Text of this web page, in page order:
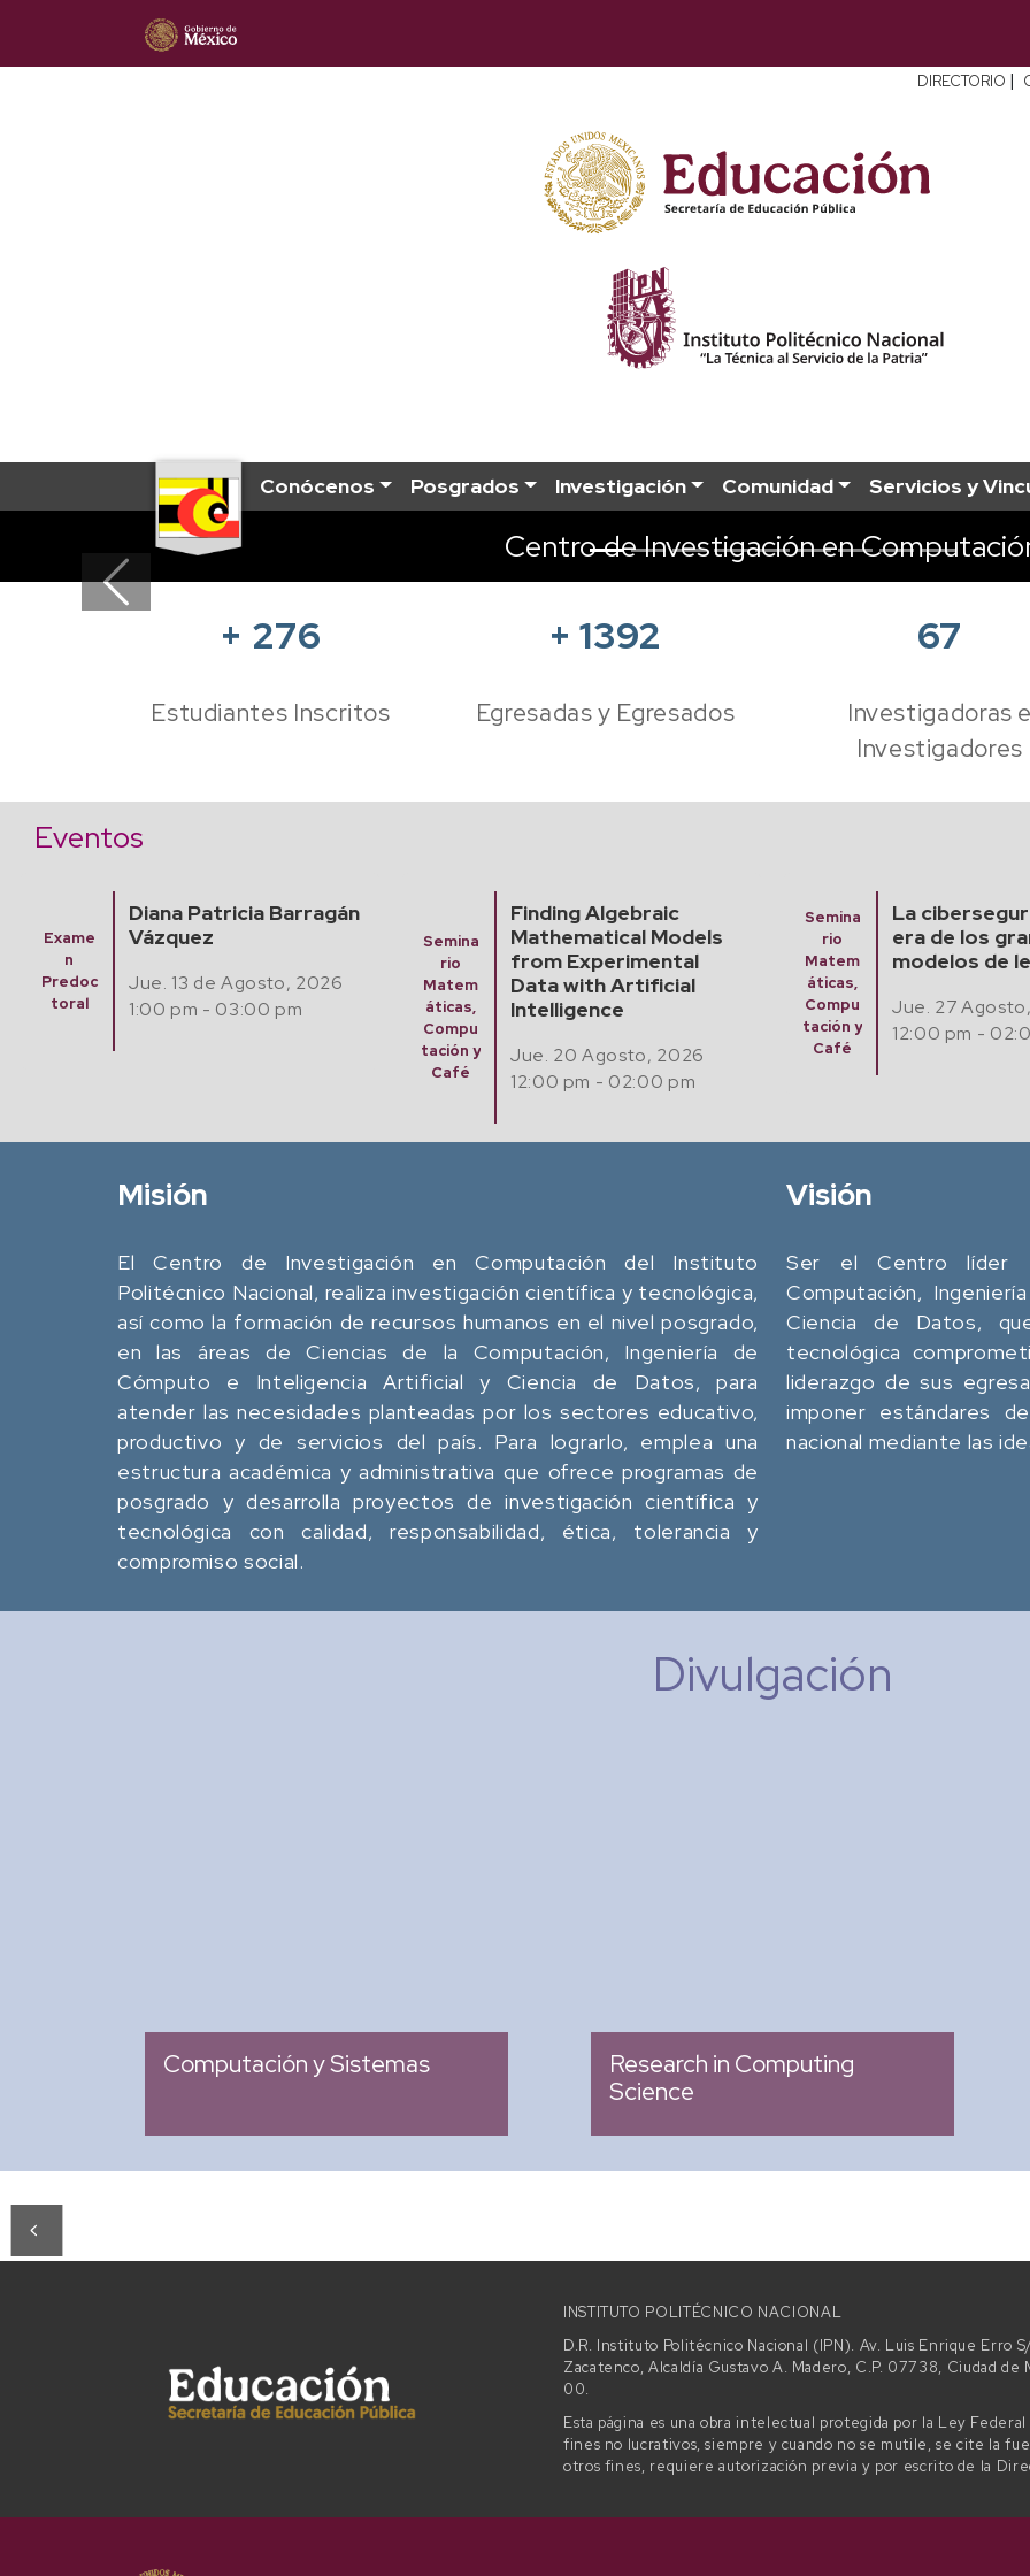
DIRECTORIO |
Conócenos Posgrados Investigación Comunidad Servicios y
Centro de Investigación en
Previous
+ 276
Estudiantes Inscritos
+1392
Egresadas y Egresados
67
Investigadoras e
Investigadores
Eventos
Semina
rio
Matem
áticas,
Finding Algebraic
Mathematical Models
Data with Artificial
Intelligence
rio
Matem
áticas,
Compu
tación y
Café
La ciberseguridad en la
era de los grandes
modelos de lenguaje
Jue. 27 Agosto, 2026
Exame
n
Predoc
toral
Diana
Vázquez
1:00 pm -
Misión
El Centro de Investigación en Computación del Instituto
Politécnico Nacional, realiza investigación científica y tecnológica,
así como la formación de recursos humanos en el nivel posgrado,
en las áreas de Ciencias de la Computación, Ingeniería de
Cómputo e Inteligencia Artificial y Ciencia de Datos, para
atender las necesidades planteadas por los sectores educativo,
productivo y de servicios del país. Para lograrlo, emplea una
estructura académica y administrativa que ofrece programas de
posgrado y desarrolla proyectos de investigación científica y
tecnológica con calidad, responsabilidad, ética, tolerancia y
compromiso social.
Visión
Ser el Centro líder
Computación,
Ciencia de Datos,
tecnológica
liderazgo de sus
imponer estándares
nacional mediante las
Divulgación
Computación y Sistemas
Research in Computing
Science
INSTITUTO POLITÉCNICO NACIONAL
D.R. Instituto Politécnico Nacional (IPN). Av. Luis Enrique Erro
Zacatenco, Alcaldía Gustavo A. Madero, C.P. 07738, Ciudad
00.
Esta página es una obra intelectual protegida por la Ley
fines no lucrativos, siempre y cuando no se mutile, se cite la
otros fines, requiere autorización previa y por escrito de la